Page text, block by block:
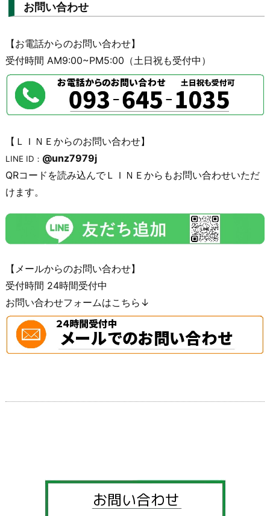
お問い合わせ
【お電話からのお問い合わせ】
受付時間 AM9:00~PM5:00（土日祝も受付中）
【ＬＩＮＥからのお問い合わせ】
LINE ID： @unz7979j
QRコードを読み込んでＬＩＮＥからもお問い合わせいただ
けます。
【メールからのお問い合わせ】
受付時間 24時間受付中
お問い合わせフォームはこちら↓